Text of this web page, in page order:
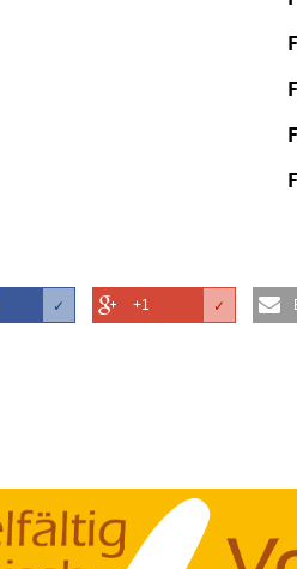
✓ +1 ✓